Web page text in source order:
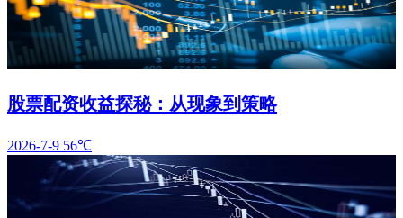
股票配资收益探秘：从现象到策略
2026-7-9 56℃